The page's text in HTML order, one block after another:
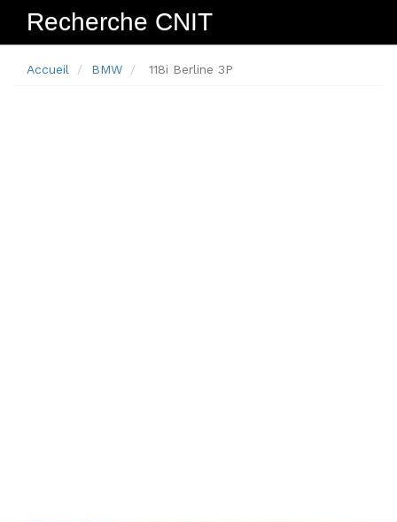
Recherche CNIT
Accueil BMW 118i Berline 3P